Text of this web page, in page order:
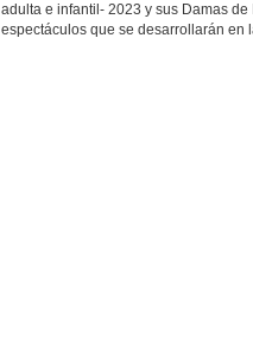
adulta e infantil- 2023 y sus Damas
espectáculos que se desarrollarán en